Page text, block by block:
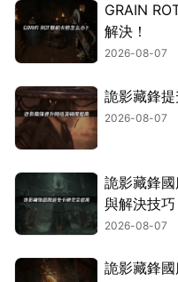
GRAIN
解決！
2026-08-07
詭影藏鋒提
2026-08-07
詭影藏鋒
與解決技巧
2026-08-07
詭影藏鋒國